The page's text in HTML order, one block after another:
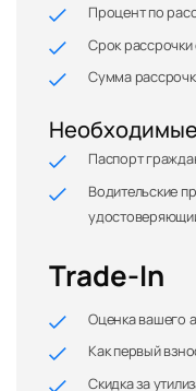
Процент по
Срок рассрочки
Сумма
Паспорт
Водительские
Trade-In
Оценка вашего
Как первый
Скидка за